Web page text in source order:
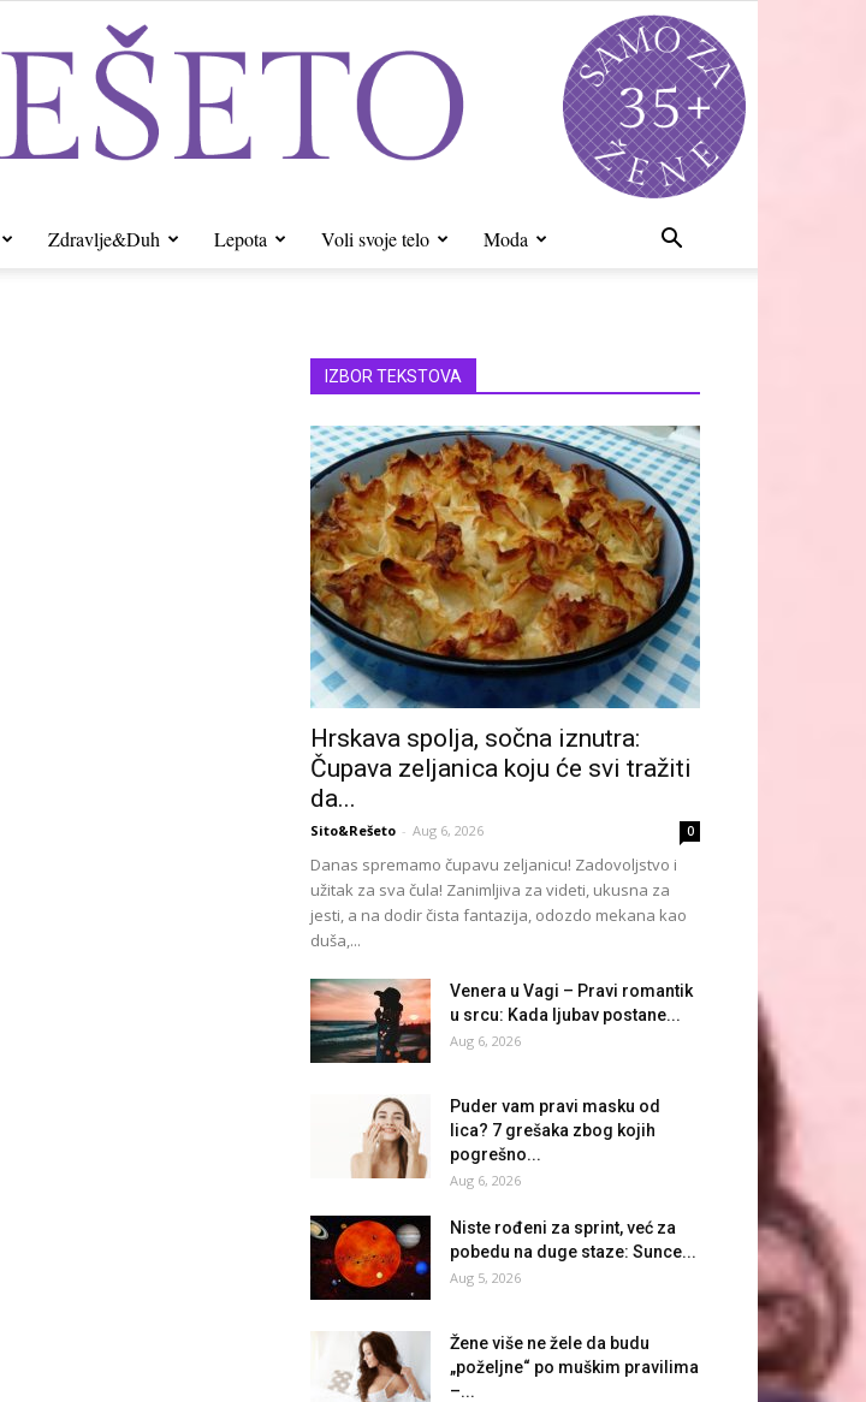
Zdravlje&Duh Lepota Voli svoje telo Moda
IZBOR TEKSTOVA
Hrskava spolja, sočna iznutra:
Čupava zeljanica koju će svi tražiti
da...
Sito&Rešeto - Aug 6, 2026 0
Danas spremamo čupavu zeljanicu! Zadovoljstvo i
užitak za sva čula! Zanimljiva za videti, ukusna za
jesti, a na dodir čista fantazija, odozdo mekana kao
duša,...
Venera u Vagi – Pravi romantik
u srcu: Kada ljubav postane...
Aug 6, 2026
Puder vam pravi masku od
lica? 7 grešaka zbog kojih
pogrešno...
Aug 6, 2026
Niste rođeni za sprint, već za
pobedu na duge staze: Sunce...
Aug 5, 2026
Žene više ne žele da budu
„poželjne“ po muškim pravilima
–...